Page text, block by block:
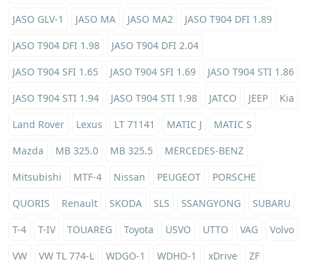
JASO GLV-1
JASO MA JASO MA2
JASO T904 DFI 1.89
JASO T904 DFI 1.98
JASO T904 DFI 2.04
JASO T904 SFI 1.65
JASO T904 SFI 1.69
JASO T904 STI 1.86
JASO T904 STI 1.94
JASO T904 STI 1.98 JATCO JEEP
Kia
Land Rover
Lexus LT 71141 MATIC J
MATIC S
Mazda
MB 325.0 MB 325.5
MERCEDES-BENZ
Mitsubishi
MTF-4 Nissan PEUGEOT
PORSCHE
QUORIS
Renault SKODA SLS SSANGYONG
SUBARU
T-4
T-IV TOUAREG Toyota USVO UTTO VAG
Volvo
VW
VW TL 774-L WDGO-1 WDHO-1 xDrive
ZF